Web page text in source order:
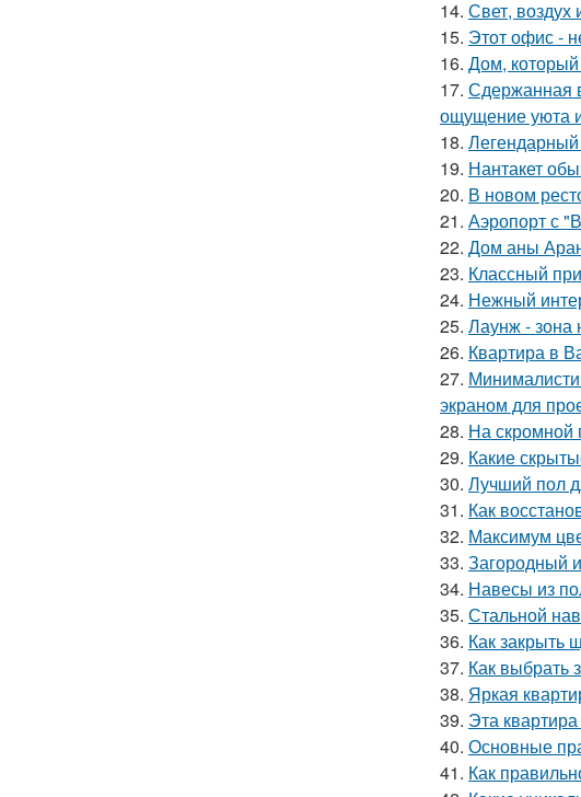
14. Свет, воздух
15. Этот офис -
16. Дом,
17. Сдержанная
ощущение уюта
18.
19. Нантакет
20. В новом
21. Аэропорт с
22. Дом аны
23. Классный
24. Нежный
25. Лаунж - зона
26. Квартира в
27.
экраном для
28. На скромной
29. Какие
30. Лучший пол
31. Как
32. Максимум
33. Загородный
34. Навесы из
35. Стальной
36. Как закрыть
37. Как выбрать
38. Яркая
39. Эта
40. Основные
41. Как